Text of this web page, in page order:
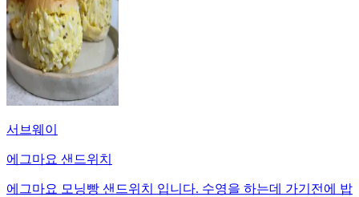
서브웨이
에그마요 샌드위치
에그마요 모닝빵 샌드위치 입니다. 수영을 하는데 가기전에 밥